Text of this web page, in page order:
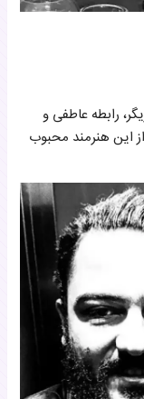
رابطه عاطفی و
این هنرمند محبوب